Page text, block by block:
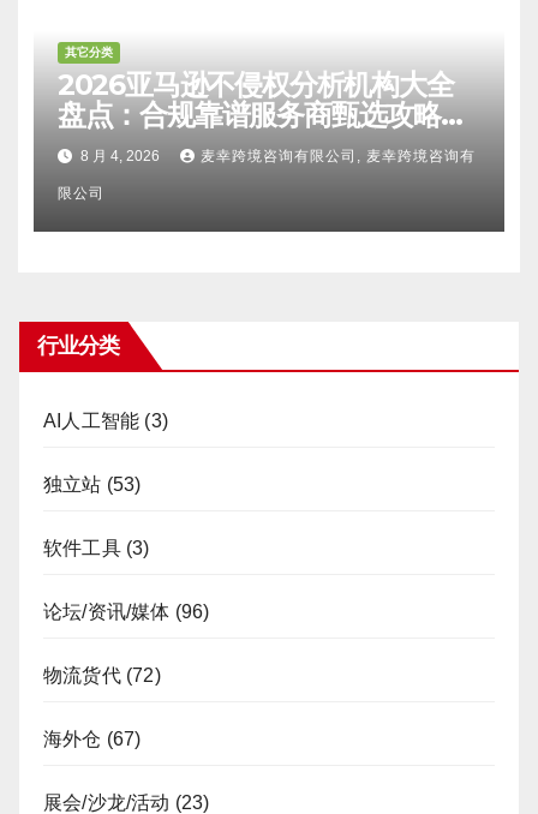
其它分类
2026亚马逊不侵权分析机构大全
盘点：合规靠谱服务商甄选攻略、
避坑FAQ及标杆机构实力详解
8 月 4, 2026 麦幸跨境咨询有限公司, 麦幸跨境咨询有
限公司
行业分类
AI人工智能 (3)
独立站 (53)
软件工具(3)
论坛/资讯/媒体 (96)
物流货代(72)
海外仓 (67)
展会/沙龙/活动 (23)